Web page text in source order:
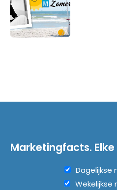
Marketingfacts.
Dagelijkse
Wekelijkse